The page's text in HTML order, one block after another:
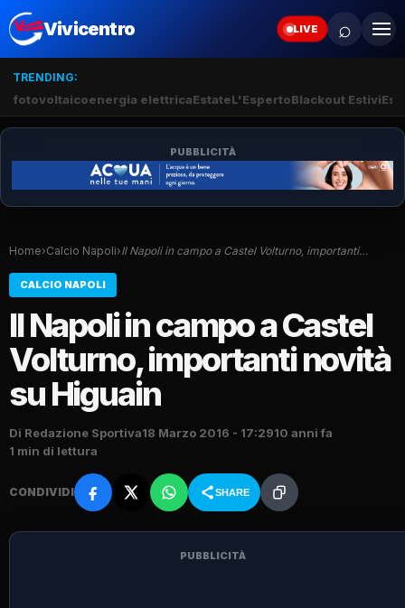
Vivicentro LIVE ⌕
TRENDING:
fotovoltaicoenergia elettricaEstateL'EspertoBlackout Estivi
PUBBLICITÀ
Home›Calcio Napoli›Il Napoli in campo a Castel Volturno, importanti…
CALCIO NAPOLI
Il Napoli in campo a Castel
Volturno, importanti novità
su Higuain
Di Redazione Sportiva18 Marzo 2016 - 17:2910 anni fa
1 min di lettura
CONDIVIDI SHARE
PUBBLICITÀ